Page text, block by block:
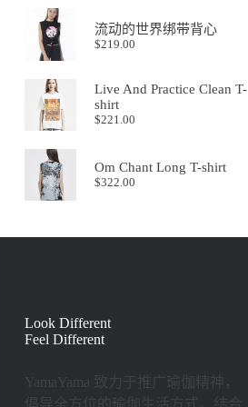
流动的世界绑带背心
$219.00
Live And Practice Clean T-
shirt
$221.00
Om Chant Long T-shirt
$322.00
Look Different
Feel Different